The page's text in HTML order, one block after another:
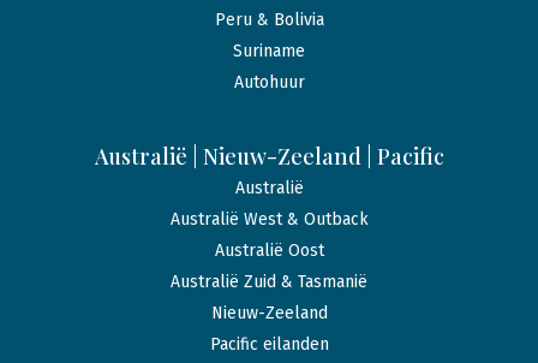
Peru & Bolivia
Suriname
Autohuur
Australië | Nieuw-Zeeland | Pacific
Australië
Australië West & Outback
Australië Oost
Australië Zuid & Tasmanië
Nieuw-Zeeland
Pacific eilanden